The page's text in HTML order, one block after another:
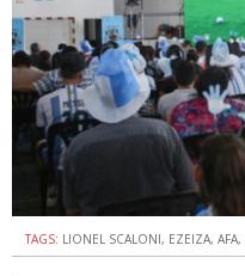
TAGS: LIONEL SCALONI, EZEIZA, AFA,